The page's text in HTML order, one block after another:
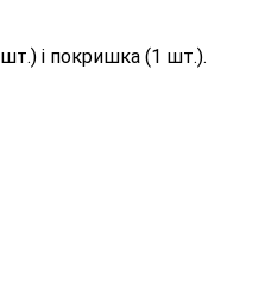
і покришка (1 шт.).